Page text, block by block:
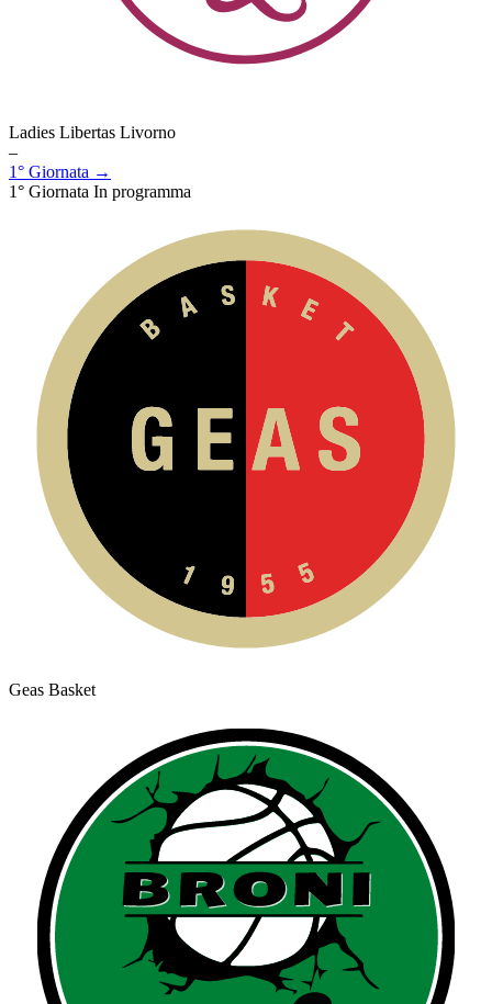
Ladies Libertas Livorno
–
1° Giornata →
1° Giornata In programma
Geas Basket